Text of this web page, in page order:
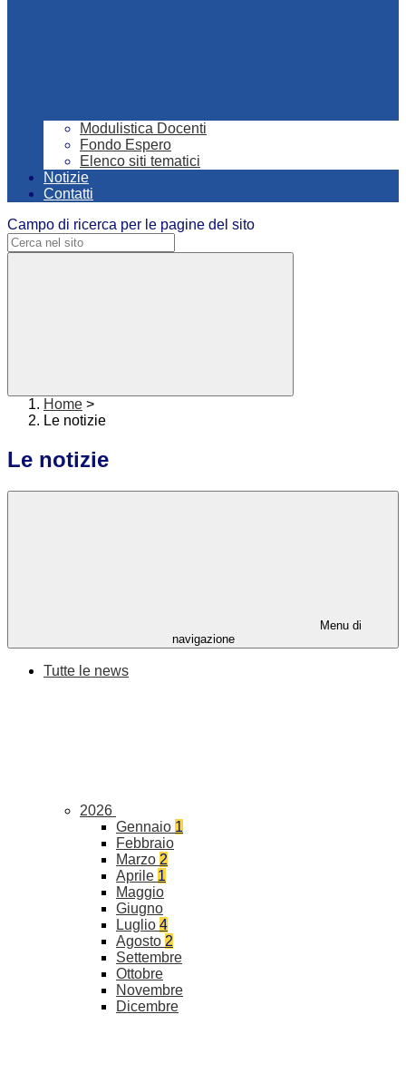
Modulistica Docenti
Fondo Espero
Elenco siti tematici
Notizie
Contatti
Campo di ricerca per le pagine del sito
Home >
Le notizie
Le notizie
Menu di
navigazione
Tutte le news
2026
Gennaio 1
Febbraio
Marzo 2
Aprile 1
Maggio
Giugno
Luglio 4
Agosto 2
Settembre
Ottobre
Novembre
Dicembre